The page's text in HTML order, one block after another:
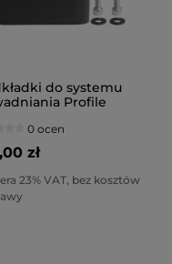
do systemu
Profile
0 ocen
zł
23% VAT, bez kosztów